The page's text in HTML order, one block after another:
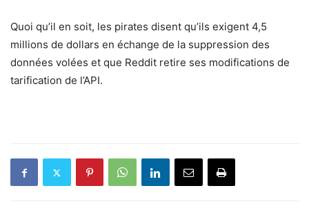
Quoi qu’il en soit, les pirates disent qu’ils exigent 4,5
millions de dollars en échange de la suppression des
données volées et que Reddit retire ses modifications de
tarification de l’API.